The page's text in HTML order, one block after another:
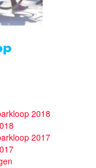
2018
2017